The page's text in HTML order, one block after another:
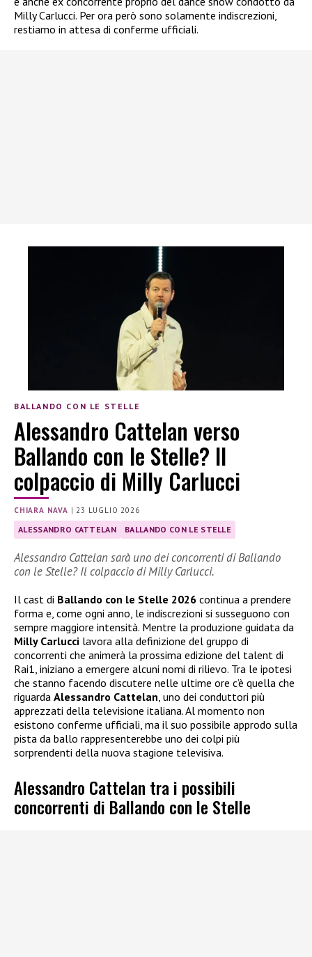
Milly Carlucci. Per ora però sono solamente indiscrezioni,
restiamo in attesa di conferme ufficiali.
BALLANDO CON LE STELLE
Alessandro Cattelan verso
Ballando con le Stelle? Il
colpaccio di Milly Carlucci
CHIARA NAVA |23 LUGLIO 2026
ALESSANDRO CATTELAN BALLANDO CON LE STELLE
Alessandro Cattelan sarà uno dei concorrenti di Ballando
con le Stelle? Il colpaccio di Milly Carlucci.
Il cast di Ballando con le Stelle 2026 continua a prendere
forma e, come ogni anno, le indiscrezioni si susseguono con
sempre maggiore intensità. Mentre la produzione guidata da
Milly Carlucci lavora alla definizione del gruppo di
concorrenti che animerà la prossima edizione del talent di
Rai1, iniziano a emergere alcuni nomi di rilievo. Tra le ipotesi
che stanno facendo discutere nelle ultime ore c’è quella che
riguarda Alessandro Cattelan , uno dei conduttori più
apprezzati della televisione italiana. Al momento non
esistono conferme ufficiali, ma il suo possibile approdo sulla
pista da ballo rappresenterebbe uno dei colpi più
sorprendenti della nuova stagione televisiva.
Alessandro Cattelan tra i possibili
concorrenti di Ballando con le Stelle